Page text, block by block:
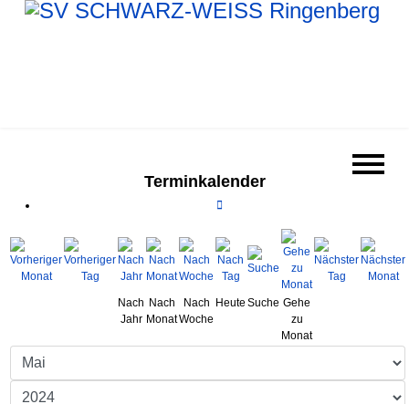
Terminkalender
Nach
Jahr
Nach
Monat
Nach
Woche
Heute Suche Gehe
zu
Monat